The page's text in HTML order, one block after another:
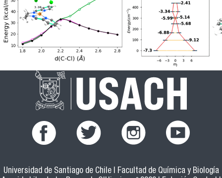
Universidad de Santiago de Chile | Facultad de Química y Biología